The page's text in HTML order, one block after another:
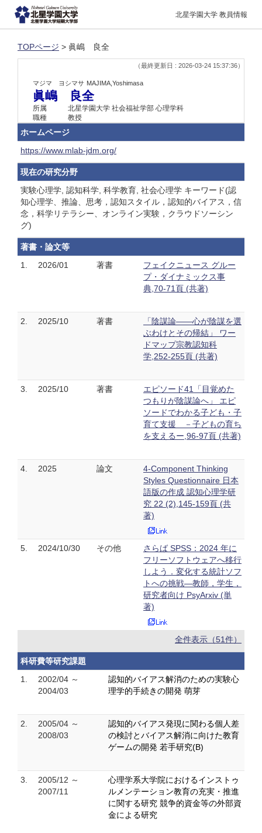
北星学園大学 教員情報
TOPページ > 眞嶋 良全
（最終更新日 : 2026-03-24 15:37:36）
マジマ ヨシマサ MAJIMA,Yoshimasa
眞嶋 良全
所属
北星学園大学 社会福祉学部 心理学科
職種
教授
ホームページ
https://www.mlab-jdm.org/
現在の研究分野
実験心理学, 認知科学, 科学教育, 社会心理学 キーワード(認
知心理学、推論、思考，認知スタイル，認知的バイアス，信
念，科学リテラシー、オンライン実験，クラウドソーシン
グ)
著書・論文等
1.
2026/01 著書
フェイクニュース グルー
プ・ダイナミックス事
典,70-71頁 (共著)
2. 2025/10 著書
「陰謀論——心が陰謀を選
ぶわけとその帰結」 ワー
ドマップ宗教認知科
学,252-255頁 (共著)
3. 2025/10 著書
エピソード41「目覚めた
つもりが陰謀論へ」 エピ
ソードでわかる子ども・子
育て支援 －子どもの育ち
を支えるー,96-97頁 (共著)
4. 2025 論文
4-Component Thinking
Styles Questionnaire 日本
語版の作成 認知心理学研
究 22 (2),145-159頁 (共
著)
5. 2024/10/30 その他
さらば SPSS：2024 年に
フリーソフトウェアへ移行
しよう．変化する統計ソフ
トへの挑戦—教師，学生，
研究者向け PsyArxiv (単
著)
全件表示（51件）
科研費等研究課題
1.
2002/04 ～
2004/03
認知的バイアス解消のための実験心
理学的手続きの開発 萌芽
2.
2005/04 ～
2008/03
認知的バイアス発現に関わる個人差
の検討とバイアス解消に向けた教育
ゲームの開発 若手研究(B)
3.
2005/12 ～
2007/11
心理学系大学院におけるインストゥ
ルメンテーション教育の充実・推進
に関する研究 競争的資金等の外部資
金による研究